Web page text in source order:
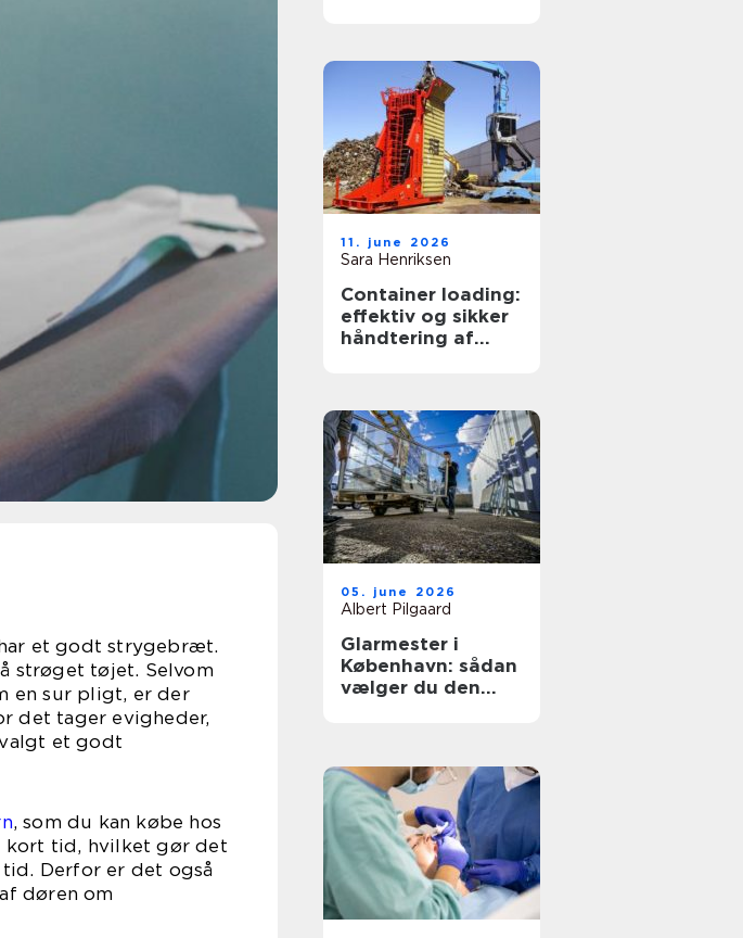
et godt strygebræt.
strøget tøjet. Selvom
en sur pligt, er der
det tager evigheder,
et godt
, som du kan købe hos
kort tid, hvilket gør det
Derfor er det også
døren om
11. june 2026
Sara Henriksen
Container loading:
effektiv og sikker
håndtering af
05. june 2026
Albert Pilgaard
Glarmester i
København: sådan
vælger du den